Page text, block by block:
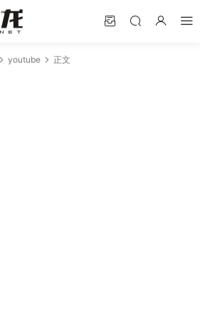
youtube 正文